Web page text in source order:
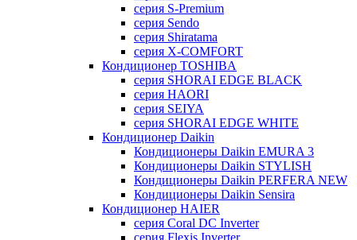
серия S-Premium
серия Sendo
серия Shiratama
серия X-COMFORT
Кондиционер TOSHIBA
серия SHORAI EDGE BLACK
серия HAORI
серия SEIYA
серия SHORAI EDGE WHITE
Кондиционер Daikin
Кондиционеры Daikin EMURA 3
Кондиционеры Daikin STYLISH
Кондиционеры Daikin PERFERA NEW
Кондиционеры Daikin Sensira
Кондиционер HAIER
серия Coral DC Inverter
серия Flexis Inverter